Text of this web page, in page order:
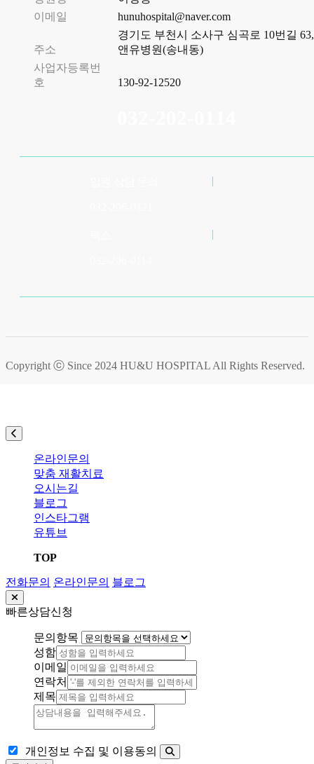
이메일
hunuhospital@naver.com
주소
경기도 부천시 소사구 심곡로 10번길
앤유병원(송내동)
사업자등록번
호
130-92-12520
Copyright ⓒ Since 2024 HU&U HOSPITAL All Rights Reserved.
온라인문의
맞춤 재활치료
오시는길
블로그
인스타그램
유튜브
TOP
전화문의 온라인문의 블로그
빠른상담신청
문의항목
성함
이메일
연락처
제목
개인정보 수집 및 이용동의